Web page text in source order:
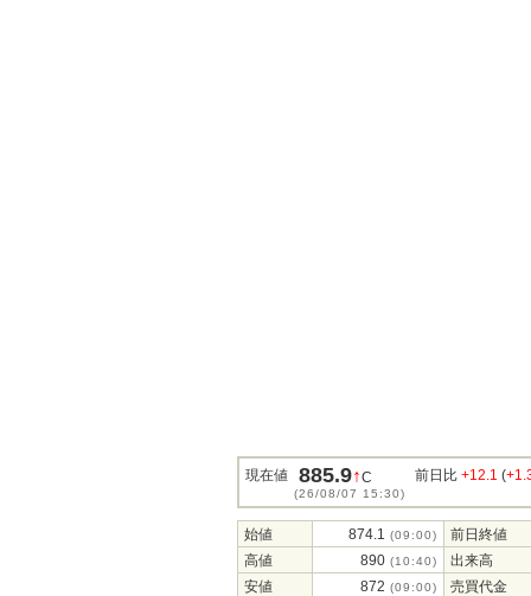
現在値 885.9↑C
(26/08/07 15:30)
前日比 +12.1 (
始値 874.1 (09:00)
前日終値
高値
890 (10:40)
出来高
安値
872 (09:00) 売買代金